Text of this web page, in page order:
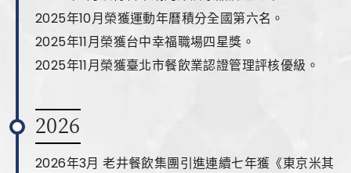
2025年10月榮獲運動年曆積分全國第六名。
2025年11月榮獲台中幸福職場四星獎。
2025年11月榮獲臺北市餐飲業認證管理評核優級。
2026
2026年3月 老井餐飲集團引進連續七年獲《東京米其